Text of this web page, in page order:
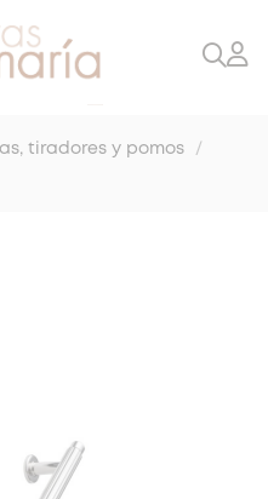
tiradores y pomos